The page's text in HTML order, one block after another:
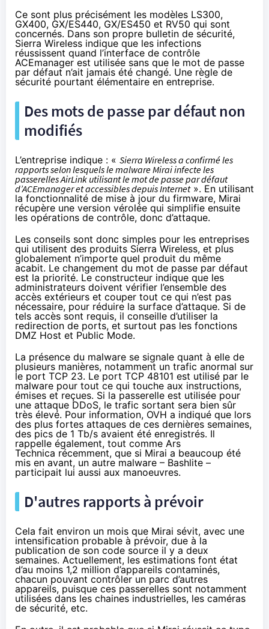
Ce sont plus précisément les modèles LS300,
GX400, GX/ES440, GX/ES450 et RV50 qui sont
concernés. Dans son propre bulletin de sécurité,
Sierra Wireless indique que les infections
réussissent quand l’interface de contrôle
ACEmanager est utilisée sans que le mot de passe
par défaut n’ait jamais été changé. Une règle de
sécurité pourtant élémentaire en entreprise.
Des mots de passe par défaut non
modifiés
L’entreprise indique : « Sierra Wireless a confirmé les
rapports selon lesquels le malware Mirai infecte les
passerelles AirLink utilisant le mot de passe par défaut
d’ACEmanager et accessibles depuis Internet». En utilisant
la fonctionnalité de mise à jour du firmware, Mirai
récupère une version vérolée qui simplifie ensuite
les opérations de contrôle, donc d’attaque.
Les conseils sont donc simples pour les entreprises
qui utilisent des produits Sierra Wireless, et plus
globalement n’importe quel produit du même
acabit. Le changement du mot de passe par défaut
est la priorité. Le constructeur indique que les
administrateurs doivent vérifier l’ensemble des
accès extérieurs et couper tout ce qui n’est pas
nécessaire, pour réduire la surface d’attaque. Si de
tels accès sont requis, il conseille d’utiliser la
redirection de ports, et surtout pas les fonctions
DMZ Host et Public Mode.
La présence du malware se signale quant à elle de
plusieurs manières, notamment un trafic anormal sur
le port TCP 23. Le port TCP 48101 est utilisé par le
malware pour tout ce qui touche aux instructions,
émises et reçues. Si la passerelle est utilisée pour
une attaque DDoS, le trafic sortant sera bien sûr
très élevé. Pour information, OVH a indiqué que lors
des plus fortes attaques de ces dernières semaines,
des pics de 1 Tb/s avaient été enregistrés. Il
rappelle également, tout comme Ars
Technica récemment, que si Mirai a beaucoup été
mis en avant, un autre malware – Bashlite –
participait lui aussi aux manoeuvres.
D'autres rapports à prévoir
Cela fait environ un mois que Mirai sévit, avec une
intensification probable à prévoir, due à la
publication de son code source il y a deux
semaines. Actuellement, les estimations font état
d’au moins 1,2 million d’appareils contaminés,
chacun pouvant contrôler un parc d’autres
appareils, puisque ces passerelles sont notamment
utilisées dans les chaines industrielles, les caméras
de sécurité, etc.